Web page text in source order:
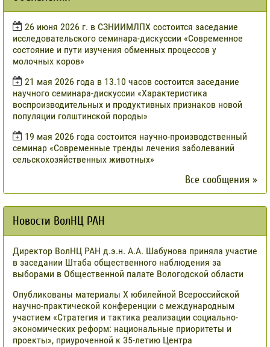
​26 июня 2026 г. в СЗНИИМЛПХ состоится заседание
исследовательского семинара-дискуссии «Современное
состояние и пути изучения обменных процессов у
молочных коров»
21 мая 2026 года в 13.10 часов состоится заседание
научного семинара-дискуссии «Характеристика
воспроизводительных и продуктивных признаков новой
популяции голштинской породы»
19 мая 2026 года состоится научно-производственный
семинар «Современные тренды лечения заболеваний
сельскохозяйственных животных»
Все сообщения »
Новости ВолНЦ РАН
Директор ВолНЦ РАН д.э.н. А.А. Шабунова приняла участие
в заседании Штаба общественного наблюдения за
выборами в Общественной палате Вологодской области
Опубликованы материалы X юбилейной Всероссийской
научно-практической конференции с международным
участием «Стратегия и тактика реализации социально-
экономических реформ: национальные приоритеты и
проекты», приуроченной к 35-летию Центра